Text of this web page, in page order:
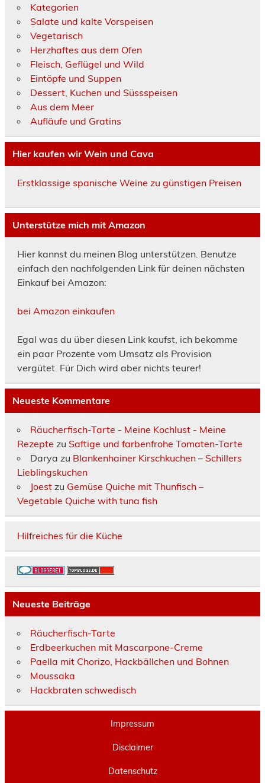
Kategorien
Salate und kalte Vorspeisen
Vegetarisch
Herzhaftes aus dem Ofen
Fleisch, Geflügel und Wild
Eintöpfe und Suppen
Dessert, Kuchen und Süssspeisen
Aus dem Meer
Aufläufe und Gratins
Hier kaufen wir Wein und Cava
Erstklassige spanische Weine zu günstigen Preisen
Unterstütze mich mit Amazon
Hier kannst du meinen Blog unterstützen. Benutze
einfach den nachfolgenden Link für deinen nächsten
Einkauf bei Amazon:
bei Amazon einkaufen
Egal was du über diesen Link kaufst, ich bekomme
ein paar Prozente vom Umsatz als Provision
vergütet. Für Dich wird aber nichts teurer!
Neueste Kommentare
Räucherfisch-Tarte - Meine Kochlust - Meine
Rezepte zu Saftige und farbenfrohe Tomaten-Tarte
Darya zu Blankenhainer Kirschkuchen – Schillers
Lieblingskuchen
Joestzu Gemüse Quiche mit Thunfisch –
Vegetable Quiche with tuna fish
Hilfreiches für die Küche
Neueste Beiträge
Räucherfisch-Tarte
Erdbeerkuchen mit Mascarpone-Creme
Paella mit Chorizo, Hackbällchen und Bohnen
Moussaka
Hackbraten schwedisch
Impressum
Disclaimer
Datenschutz